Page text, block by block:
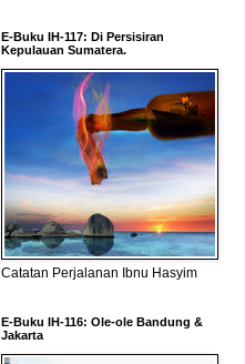
E-Buku IH-117: Di Persisiran
Kepulauan Sumatera.
Catatan Perjalanan Ibnu Hasyim
E-Buku IH-116: Ole-ole Bandung &
Jakarta